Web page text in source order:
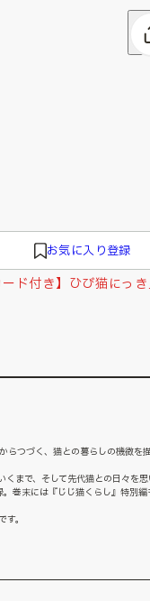
お気に入り登録
ド付き】ひび猫にっ
らつづく、猫との暮らしの機微を
くまで、そして先代猫との日々を
巻末には『じじ猫くらし』特別編
。